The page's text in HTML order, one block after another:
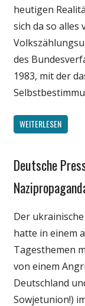
Wissenschaft
heutigen
sich da so alles
des
1983, mit der
WEITERLESEN
Gesellschaft
Medien
Politik
Wissenschaft
Deutsche
Der
hatte in einem
Tagesthemen
von einem
Deutschland
Sowjetunion!)